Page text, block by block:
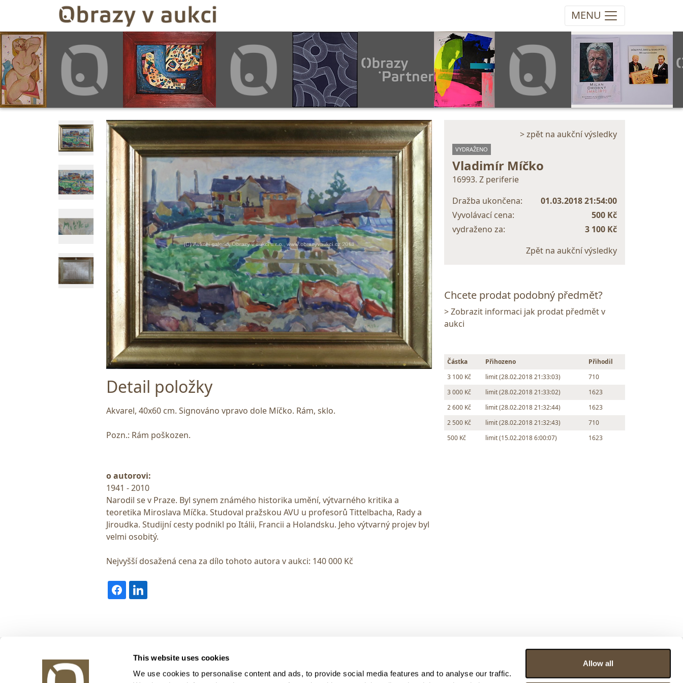
This website uses cookies
We use cookies to personalise content and ads, to provide social media features and to analyse our traffic.
Allow all
MENU
Detail položky
Akvarel, 40x60 cm. Signováno vpravo dole Míčko. Rám, sklo.
Pozn.: Rám poškozen.
o autorovi:
1941 - 2010
Narodil se v Praze. Byl synem známého historika umění, výtvarného kritika a
teoretika Miroslava Míčka. Studoval pražskou AVU u profesorů Tittelbacha, Rady a
Jiroudka. Studijní cesty podnikl po Itálii, Francii a Holandsku. Jeho výtvarný projev byl
velmi osobitý.
Nejvyšší dosažená cena za dílo tohoto autora v aukci: 140 000 Kč
> zpět na aukční výsledky
VYDRAŽENO
Vladimír Míčko
16993. Z periferie
Dražba ukončena:
01.03.2018 21:54:00
Vyvolávací cena:
500 Kč
vydraženo za:
3 100 Kč
Zpět na aukční výsledky
Chcete prodat podobný předmět?
> Zobrazit informaci jak prodat předmět v
aukci
Částka Přihozeno
Přihodil
3 100 Kč
limit (28.02.2018 21:33:03)
710
3 000 Kč
limit (28.02.2018 21:33:02)
1623
2 600 Kč
limit (28.02.2018 21:32:44)
1623
2 500 Kč
limit (28.02.2018 21:32:43)
710
500 Kč
limit (15.02.2018 6:00:07) 1623
Korunní 972/75
130 00 Praha 3
> Obchodní podmínky